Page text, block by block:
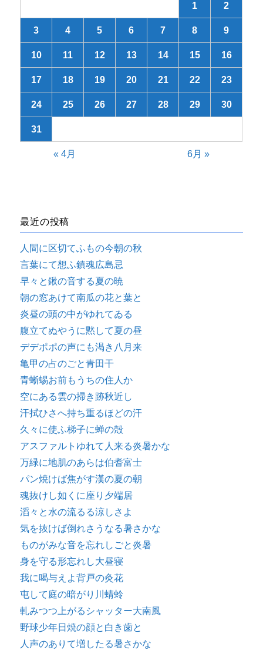
1 2
3 4 5 6 7 8 9
10 11 12 13 14 15 16
17 18 19 20 21 22 23
24 25 26 27 28 29 30
31
« 4月 6月 »
最近の投稿
人間に区切てふもの今朝の秋
言葉にて想ふ鎮魂広島忌
早々と鍬の音する夏の暁
朝の窓あけて南瓜の花と葉と
炎昼の頭の中がゆれてゐる
腹立てぬやうに黙して夏の昼
デデポポの声にも渇き八月来
亀甲の占のごと青田干
青蜥蜴お前もうちの住人か
空にある雲の掃き跡秋近し
汗拭ひさへ持ち重るほどの汗
久々に使ふ梯子に蝉の殻
アスファルトゆれて人来る炎暑かな
万緑に地肌のあらは伯耆富士
パン焼けば焦がす漢の夏の朝
魂抜けし如くに座り夕端居
滔々と水の流るる涼しさよ
気を抜けば倒れさうなる暑さかな
ものがみな音を忘れしごと炎暑
身を守る形忘れし大昼寝
我に喝与えよ背戸の灸花
屯して庭の暗がり川蜻蛉
軋みつつ上がるシャッター大南風
野球少年日焼の顔と白き歯と
人声のありて増したる暑さかな